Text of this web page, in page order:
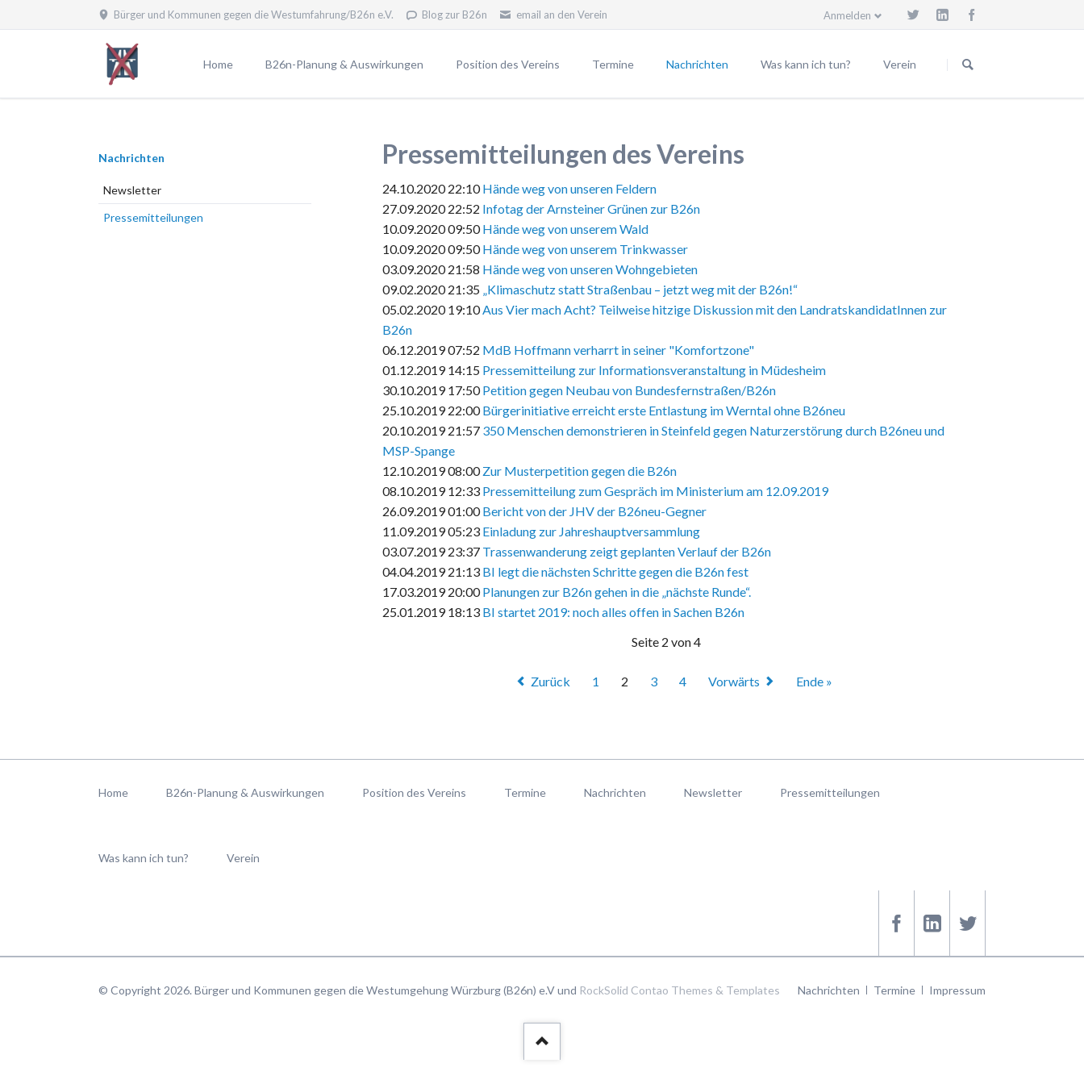
Bürger und Kommunen gegen die Westumfahrung/B26n e.V. Blog zur B26n email an den Verein Anmelden
überspringen
Home B26n-Planung & Auswirkungen
Planungen laut BVWP2030
25 Argumente gegen die B26n
Position des Vereins
Widerstand - warum?
Blog gegen die B26n
Termine Nachrichten Was kann ich tun? Verein
Spende für den Verein
Vereinsmitglied werden
Datenschutz
Nutzungsbedingungen
Pressemitteilungen des Vereins
24.10.2020 22:10 Hände weg von unseren Feldern
27.09.2020 22:52 Infotag der Arnsteiner Grünen zur B26n
10.09.2020 09:50 Hände weg von unserem Wald
10.09.2020 09:50 Hände weg von unserem Trinkwasser
03.09.2020 21:58 Hände weg von unseren Wohngebieten
09.02.2020 21:35 „Klimaschutz statt Straßenbau – jetzt weg mit der B26n!“
05.02.2020 19:10 Aus Vier mach Acht? Teilweise hitzige Diskussion mit den LandratskandidatInnen zur
B26n
06.12.2019 07:52 MdB Hoffmann verharrt in seiner "Komfortzone"
01.12.2019 14:15 Pressemitteilung zur Informationsveranstaltung in Müdesheim
30.10.2019 17:50 Petition gegen Neubau von Bundesfernstraßen/B26n
25.10.2019 22:00 Bürgerinitiative erreicht erste Entlastung im Werntal ohne B26neu
20.10.2019 21:57 350 Menschen demonstrieren in Steinfeld gegen Naturzerstörung durch B26neu und
MSP-Spange
12.10.2019 08:00 Zur Musterpetition gegen die B26n
08.10.2019 12:33 Pressemitteilung zum Gespräch im Ministerium am 12.09.2019
26.09.2019 01:00 Bericht von der JHV der B26neu-Gegner
11.09.2019 05:23 Einladung zur Jahreshauptversammlung
03.07.2019 23:37 Trassenwanderung zeigt geplanten Verlauf der B26n
04.04.2019 21:13 BI legt die nächsten Schritte gegen die B26n fest
17.03.2019 20:00 Planungen zur B26n gehen in die „nächste Runde“.
25.01.2019 18:13 BI startet 2019: noch alles offen in Sachen B26n
Seite 2 von 4
Zurück 1 2 3 4 Vorwärts Ende »
Navigation
Nachrichten
Newsletter
Pressemitteilungen
Home B26n-Planung & Auswirkungen Position des Vereins Termine Nachrichten Newsletter Pressemitteilungen
Was kann ich tun? Verein
© Copyright 2026. Bürger und Kommunen gegen die Westumgehung Würzburg (B26n) e.V und RockSolid Contao Themes & Templates
Navigation
Nachrichten Termine Impressum